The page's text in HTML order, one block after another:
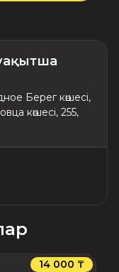
Берег көшесі,
көшесі, 255,
14 000 ₸